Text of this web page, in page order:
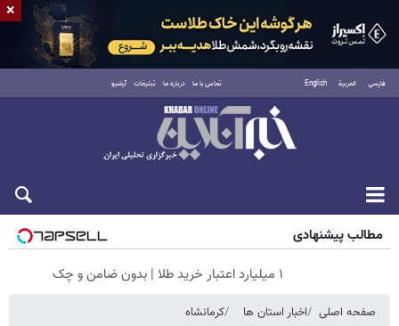
فارسی العربية English تماس با ما درباره ما تبلیغات آرشیو
شنبه ۱۷ مرداد ۱۴۰۵
مطالب پیشنهادی
۱ میلیارد اعتبار خرید طلا | بدون ضامن و چک
صفحه اصلی اخبار استان ها کرمانشاه
×